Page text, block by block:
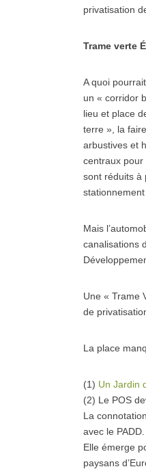
privatisation
Trame verte
A quoi
un « corridor
lieu et place
terre », la
arbustives et
centraux pour
sont réduits à
Mais
canalisations
Une « Trame
de
La place
(1) Un Jardin
(2) Le POS
La
avec le
Elle émerge
paysans